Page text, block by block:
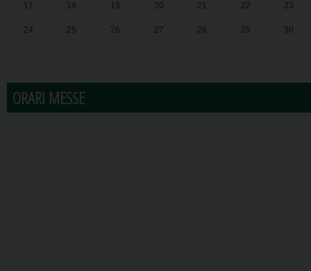
17 18 19 20 21 22 23
24 25 26 27 28 29 30
ORARI MESSE